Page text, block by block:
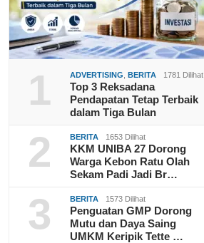
1 ADVERTISING ,BERITA 1781 Dilihat
Top 3 Reksadana
Pendapatan Tetap Terbaik
dalam Tiga Bulan
2 BERITA 1653 Dilihat
KKM UNIBA 27 Dorong
Warga Kebon Ratu Olah
Sekam Padi Jadi Br…
3 BERITA 1573 Dilihat
Penguatan GMP Dorong
Mutu dan Daya Saing
UMKM Keripik Tette …